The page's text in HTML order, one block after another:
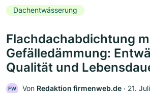
Dachentwässerung
Flachdachabdichtung
Gefälledämmung:
Qualität und
FW Von Redaktion firmenweb.de ‧ 21.